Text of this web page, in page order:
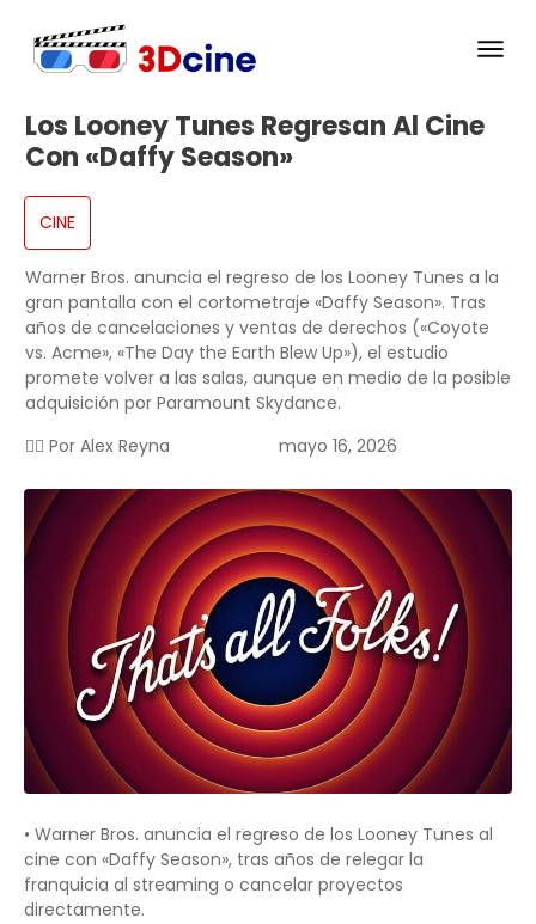
Los Looney Tunes Regresan Al Cine
Con «Daffy Season»
CINE
Warner Bros. anuncia el regreso de los Looney Tunes a la
gran pantalla con el cortometraje «Daffy Season». Tras
años de cancelaciones y ventas de derechos («Coyote
vs. Acme», «The Day the Earth Blew Up»), el estudio
promete volver a las salas, aunque en medio de la posible
adquisición por Paramount Skydance.
✍🏻 Por Alex Reyna mayo 16, 2026
• Warner Bros. anuncia el regreso de los Looney Tunes al
cine con «Daffy Season», tras años de relegar la
franquicia al streaming o cancelar proyectos
directamente.